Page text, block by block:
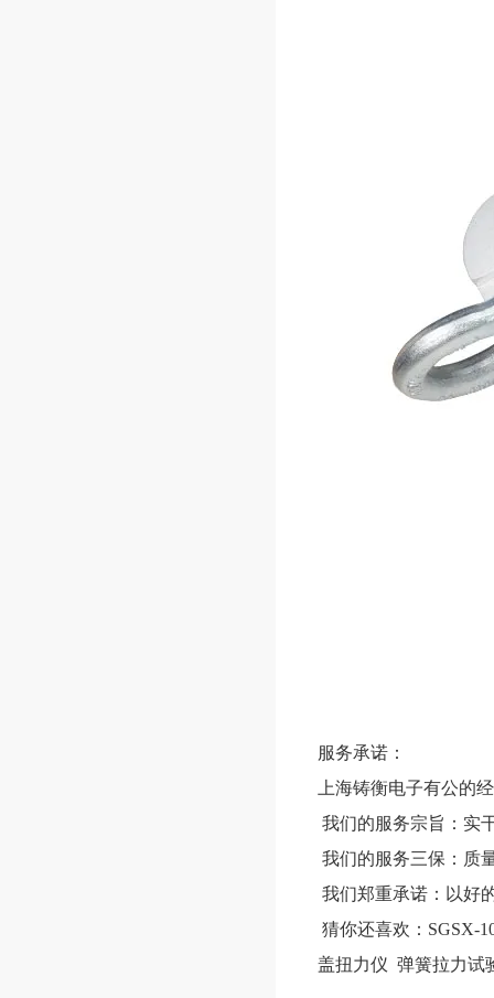
服务承诺：
上海铸衡电子有公的
我们的服务宗旨：实
我们的服务三保：质
我们郑重承诺：以好
猜你还喜欢： SGSX-
盖扭力仪 弹簧拉力试